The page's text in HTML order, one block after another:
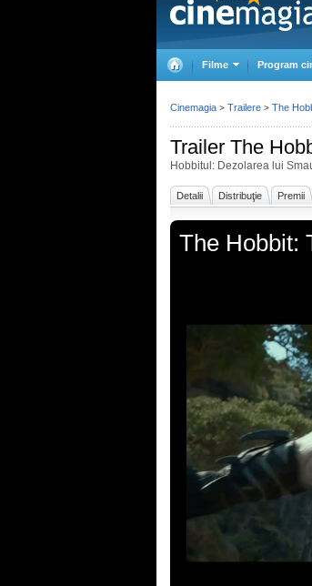
Filme Program
Trailer The
Hobbitul: Dezolarea lui
Detalii Distribuţie Premii
The Hobbit:
Cinemagia > Trailere > The